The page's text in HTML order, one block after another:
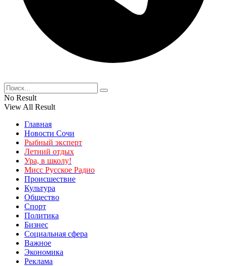
No Result
View All Result
Главная
Новости Сочи
Рыбный эксперт
Летний отдых
Ура, в школу!
Мисс Русское Радио
Происшествие
Культура
Общество
Спорт
Политика
Бизнес
Социальная сфера
Важное
Экономика
Реклама